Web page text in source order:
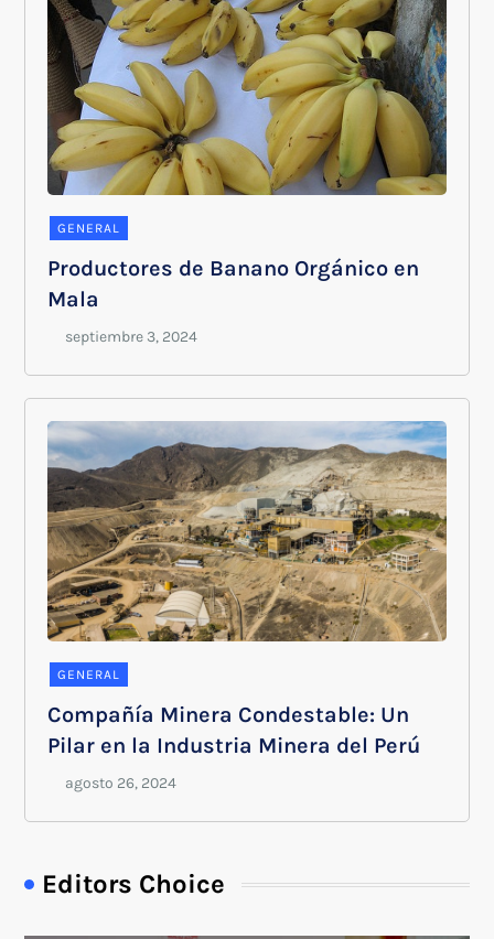
GENERAL
Productores de Banano Orgánico en
Mala
GENERAL
Compañía Minera Condestable: Un
Pilar en la Industria Minera del Perú
Editors Choice